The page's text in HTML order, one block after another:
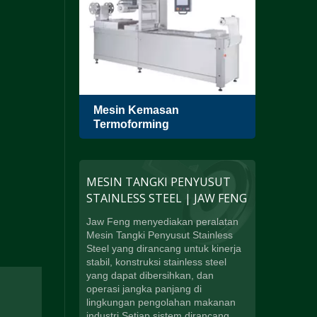
Mesin Kemasan
Termoforming
MESIN TANGKI PENYUSUT
STAINLESS STEEL | JAW FENG
Jaw Feng menyediakan peralatan
Mesin Tangki Penyusut Stainless
Steel yang dirancang untuk kinerja
stabil, konstruksi stainless steel
yang dapat dibersihkan, dan
operasi jangka panjang di
lingkungan pengolahan makanan